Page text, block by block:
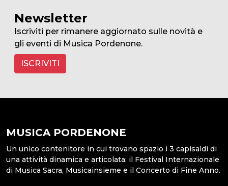
Newsletter
Iscriviti per rimanere aggiornato sulle novità e
gli eventi di Musica Pordenone.
ISCRIVITI
MUSICA PORDENONE
Un unico contenitore in cui trovano spazio i 3 capisaldi di
una attività dinamica e articolata: il Festival Internazionale
di Musica Sacra, Musicainsieme e il Concerto di Fine Anno.